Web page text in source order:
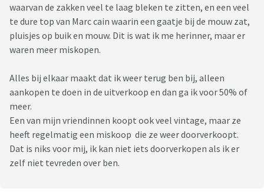
waarvan de zakken veel te laag bleken te zitten, en een veel
te dure top van Marc cain waarin een gaatje bij de mouw zat,
pluisjes op buik en mouw. Dit is wat ik me herinner, maar er
waren meer miskopen.
Alles bij elkaar maakt dat ik weer terug ben bij, alleen
aankopen te doen in de uitverkoop en dan ga ik voor 50% of
meer.
Een van mijn vriendinnen koopt ook veel vintage, maar ze
heeft regelmatig een miskoop die ze weer doorverkoopt.
Dat is niks voor mij, ik kan niet iets doorverkopen als ik er
zelf niet tevreden over ben.